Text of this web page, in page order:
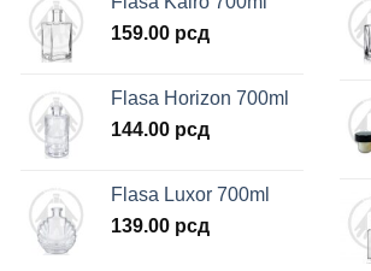
159.00 рсд
Flasa Horizon 700ml
144.00 рсд
Flasa Luxor 700ml
139.00 рсд